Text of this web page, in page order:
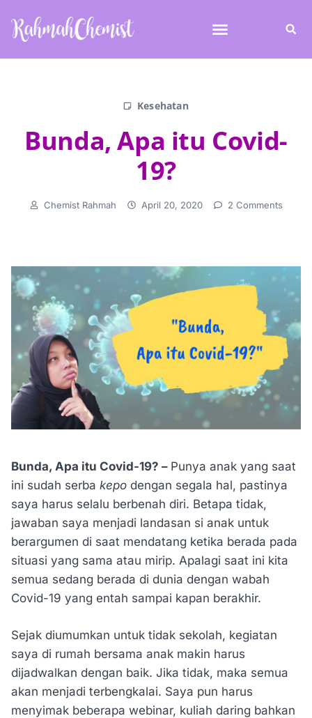
Kesehatan
Bunda, Apa itu Covid-
19?
Chemist Rahmah April 20, 2020 2 Comments
Bunda, Apa itu Covid-19? – Punya anak yang saat
ini sudah serba kepo dengan segala hal, pastinya
saya harus selalu berbenah diri. Betapa tidak,
jawaban saya menjadi landasan si anak untuk
berargumen di saat mendatang ketika berada pada
situasi yang sama atau mirip. Apalagi saat ini kita
semua sedang berada di dunia dengan wabah
Covid-19 yang entah sampai kapan berakhir.
Sejak diumumkan untuk tidak sekolah, kegiatan
saya di rumah bersama anak makin harus
dijadwalkan dengan baik. Jika tidak, maka semua
akan menjadi terbengkalai. Saya pun harus
menyimak beberapa webinar, kuliah daring bahkan